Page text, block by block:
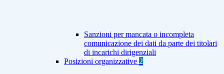
Sanzioni per mancata o incompleta
comunicazione dei dati da parte dei titolari
di incarichi dirigenziali
Posizioni organizzative 2